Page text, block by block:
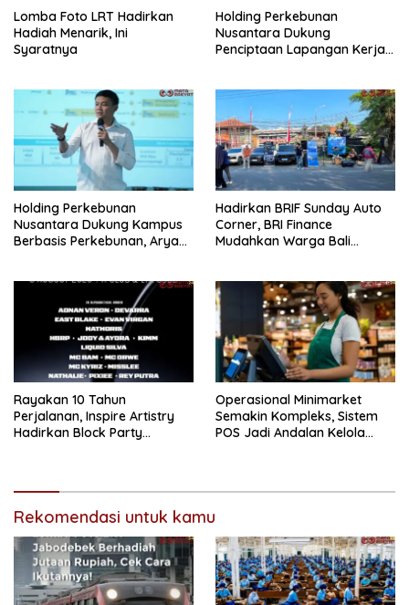
Lomba Foto LRT Hadirkan
Hadiah Menarik, Ini
Syaratnya
Holding Perkebunan
Nusantara Dukung
Penciptaan Lapangan Kerja,
Holding Perkebunan
Nusantara Dukung Kampus
Berbasis Perkebunan, Arya
Pertama Magister ITSI
Hadirkan BRIF Sunday Auto
Corner, BRI Finance
Mudahkan Warga Bali
Rayakan 10 Tahun
Perjalanan, Inspire Artistry
Hadirkan Block Party
Operasional Minimarket
Semakin Kompleks, Sistem
POS Jadi Andalan Kelola
Rekomendasi untuk kamu